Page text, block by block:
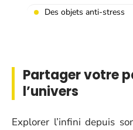
Des objets anti-stress
Partager votre
l’univers
Explorer l’infini depuis